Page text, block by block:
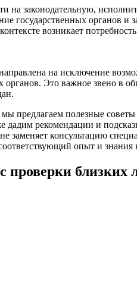
на законодательную,
государственных органов и
возникает
на исключение
органов. Это важное звено в
мы предлагаем полезные
дадим рекомендации и
заменяет консультацию
опыт и знания
проверки близких